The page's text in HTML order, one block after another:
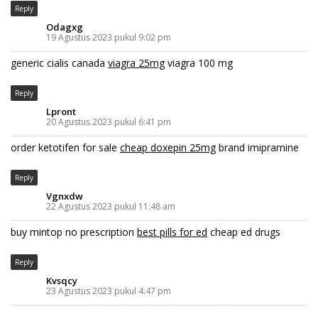
Reply
Odagxg
19 Agustus 2023 pukul 9:02 pm
generic cialis canada viagra 25mgviagra 100 mg
Reply
Lpront
20 Agustus 2023 pukul 6:41 pm
order ketotifen for sale cheap doxepin 25mgbrand imipramine
Reply
Vgnxdw
22 Agustus 2023 pukul 11:48 am
buy mintop no prescription best pills for ed cheap ed drugs
Reply
Kvsqcy
23 Agustus 2023 pukul 4:47 pm